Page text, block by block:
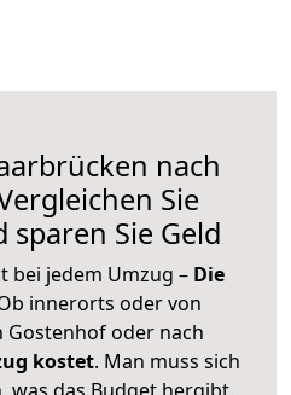
nach
Sie
Sie Geld
bei jedem Umzug – Die
innerorts oder von
Gostenhof oder nach
kostet. Man muss sich